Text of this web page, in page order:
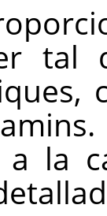
tal
a la